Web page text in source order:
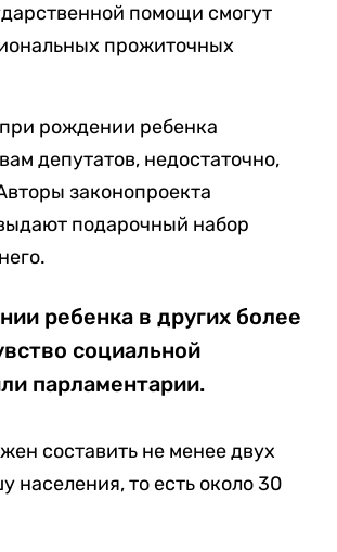
помощи смогут
прожиточных
рождении ребенка
депутатов, недостаточно,
законопроекта
подарочный набор
ребенка в других более
социальной
парламентарии.
составить не менее двух
то есть около 30